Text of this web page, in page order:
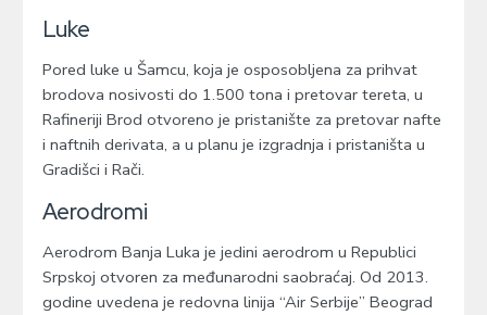
Luke
Pored luke u Šamcu, koja je osposobljena za prihvat
brodova nosivosti do 1.500 tona i pretovar tereta, u
Rafineriji Brod otvoreno je pristanište za pretovar nafte
i naftnih derivata, a u planu je izgradnja i pristaništa u
Gradišci i Rači.
Aerodromi
Aerodrom Banja Luka je jedini aerodrom u Republici
Srpskoj otvoren za međunarodni saobraćaj. Od 2013.
godine uvedena je redovna linija “Air Serbije” Beograd